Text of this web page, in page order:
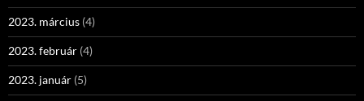
2023. március (4)
2023. február (4)
2023. január (5)